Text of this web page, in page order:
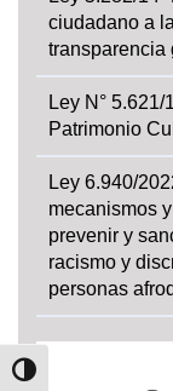
Alternar alto
ciudadano a
transparencia
Ley N° 5.621/
Patrimonio
Ley 6.940/
mecanismos
prevenir y
racismo y
personas